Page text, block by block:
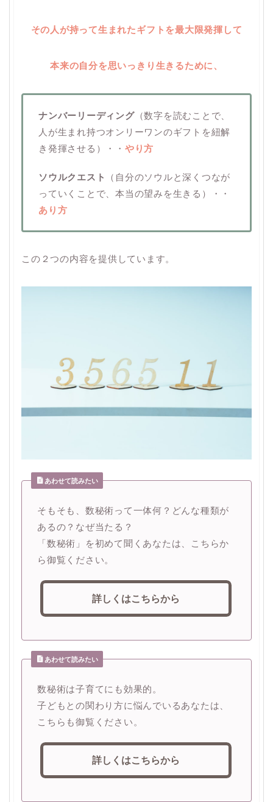
その人が持って生まれたギフトを最大限発揮して
本来の自分を思いっきり 生きるために、
ナンバーリーディング（数字を読むことで、
人が生まれ持つオンリーワンのギフトを紐解
き発揮させる）・・ やり方
ソウルクエスト
（自分のソウルと深くつなが
っていくことで、本当の望みを生きる）・・
あり方
この２つの内容を提供しています。
あわせて読みたい
そもそも、数秘術って一体何？どんな種類が
あるの？なぜ当たる？
「数秘術」を初めて聞くあなたは、こちらか
ら御覧ください。
詳しくはこちらから
あわせて読みたい
数秘術は子育てにも効果的。
子どもとの関わり方に悩んでいるあなたは、
こちらも御覧ください。
詳しくはこちらから